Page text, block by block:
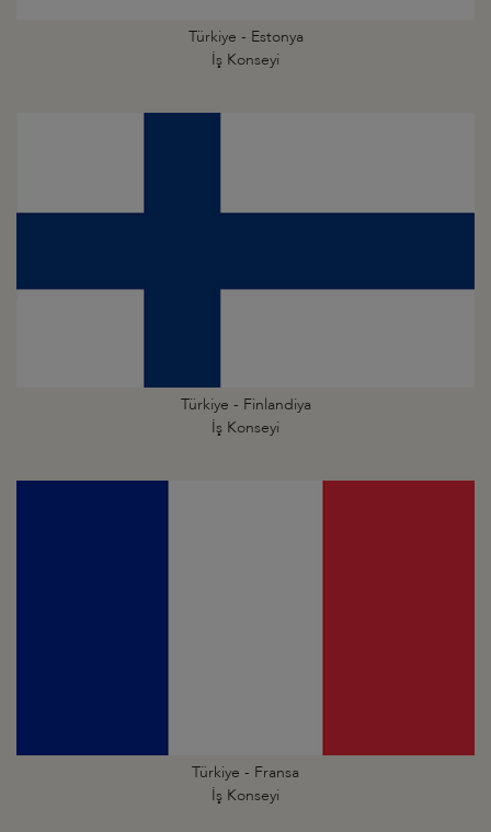
Türkiye - Estonya
İş Konseyi
Türkiye - Finlandiya
İş Konseyi
Türkiye - Fransa
İş Konseyi